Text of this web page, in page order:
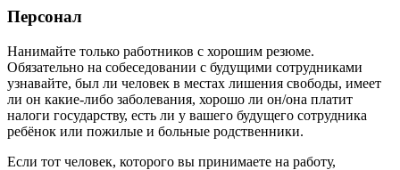
Персонал
Нанимайте только работников с хорошим резюме.
Обязательно на собеседовании с будущими сотрудниками
узнавайте, был ли человек в местах лишения свободы, имеет
ли он какие-либо заболевания, хорошо ли он/она платит
налоги государству, есть ли у вашего будущего сотрудника
ребёнок или пожилые и больные родственники.
Если тот человек, которого вы принимаете на работу,